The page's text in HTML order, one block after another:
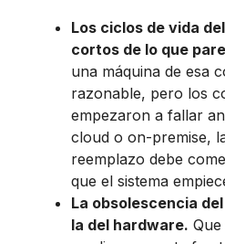
Los ciclos de vida
cortos de lo que
una máquina de esa
razonable, pero los
empezaron a fallar
cloud o on-premise,
reemplazo debe
que el sistema
La obsolescencia
la del hardware.